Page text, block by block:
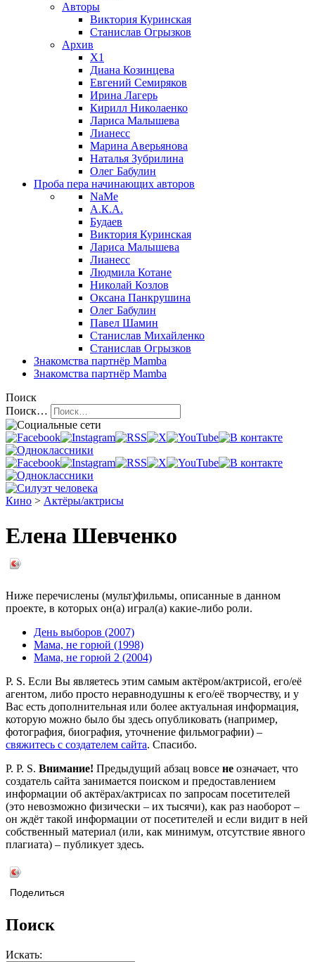
Авторы
Виктория Куринская
Станислав Огрызков
Архив
X1
Диана Козинцева
Евгений Семиряков
Ирина Лагерь
Кирилл Николаенко
Лариса Малышева
Лианесс
Марина Аверьянова
Наталья Зубрилина
Олег Бабулин
Проба пера начинающих авторов
NaMe
А.К.А.
Будаев
Виктория Куринская
Лариса Малышева
Лианесс
Людмила Котане
Николай Козлов
Оксана Панкрушина
Олег Бабулин
Павел Шамин
Станислав Михайленко
Станислав Огрызков
Знакомства партнёр Mamba
Знакомства партнёр Mamba
Поиск
Поиск…
Кино > Актёры/актрисы
Елена Шевченко
Ниже перечислены (мульт)фильмы, описанные в данном
проекте, в которых он(а) играл(а) какие-либо роли.
День выборов (2007)
Мама, не горюй (1998)
Мама, не горюй 2 (2004)
P. S. Если Вы являетесь этим самым актёром/актрисой, его/её
агентом, либо просто неравнодушны к его/её творчеству, и у
Вас есть дополнительная или более актуальная информация,
которую можно было бы здесь опубликовать (например,
фотография, биография, уточнение фильмографии) –
свяжитесь с создателем сайта. Спасибо.
P. P. S. Внимание! Предыдущий абзац вовсе не означает, что
создатель сайта занимается поиском и предоставлением
информации об актёрах/актрисах по запросам посетителей
(это невозможно физически – их тысячи), как раз наоборот –
он ждёт такой информации от посетителей и если видит в ней
собственный материал (или, как минимум, отсутствие явного
плагиата) – публикует здесь.
Поделиться
Поиск
Искать: